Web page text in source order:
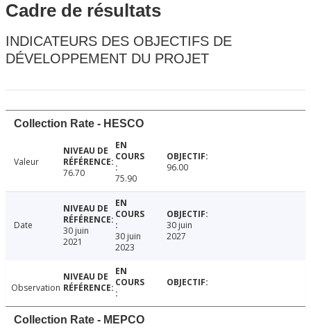
Cadre de résultats
INDICATEURS DES OBJECTIFS DE
DÉVELOPPEMENT DU PROJET
Collection Rate - HESCO
Valeur
76.70
75.90
96.00
Date
30 juin
2021
30 juin
2023
30 juin
2027
Observation
Collection Rate - MEPCO